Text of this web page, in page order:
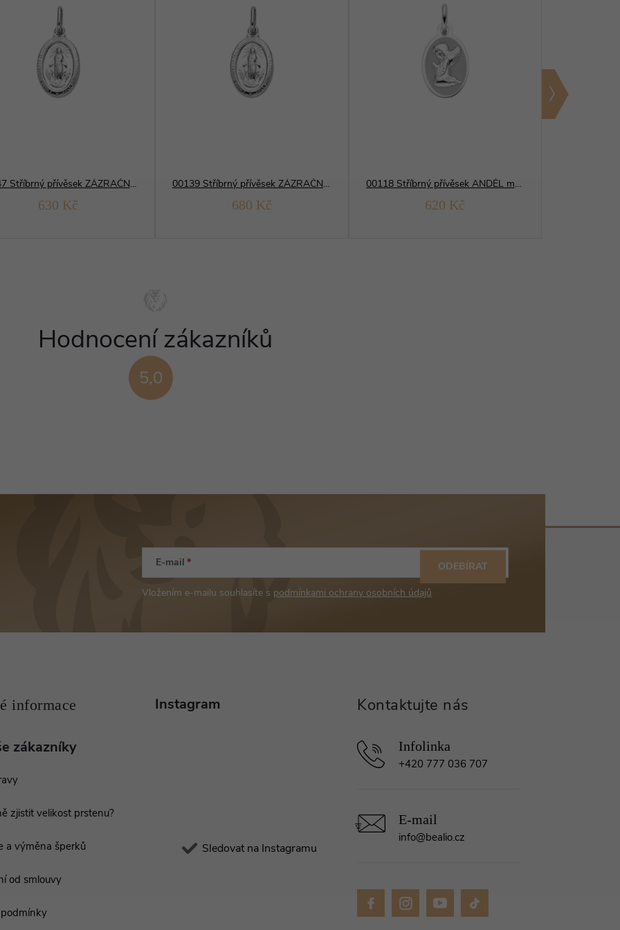
11247 Stříbrný přívěsek ZÁZRAČNÁ MADONKA 13 mm
630 Kč
00139 Stříbrný přívěsek ZÁZRAČNÁ MADONKA 15 mm
680 Kč
00118 Stříbrný přívěsek ANDĚL medailon
620 Kč
5,0
Hodnocení zákazníků
E-mail
Vložením e-mailu souhlasíte s podmínkami ochrany osobních údajů
ODEBÍRAT
zákazníky
zjistit velikost prstenu?
a výměna šperků
od smlouvy
Instagram
Sledovat na Instagramu
info@bealio.cz
+420 777 036 707